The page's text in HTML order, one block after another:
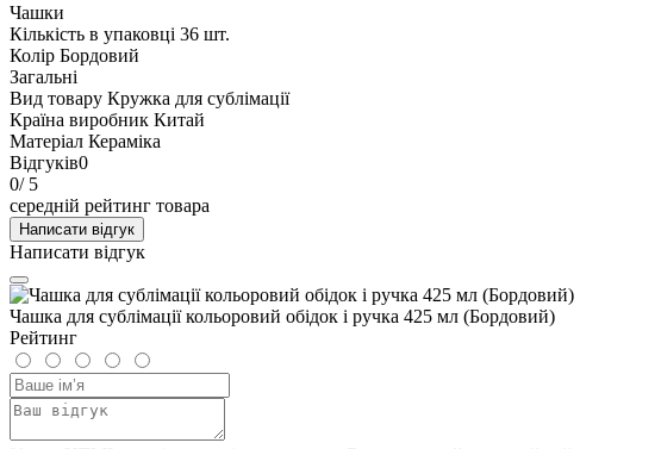
Чашки
Кількість в упаковці 36 шт.
Колір Бордовий
Загальні
Вид товару Кружка для сублімації
Країна виробник Китай
Матеріал Кераміка
Відгуків0
0/ 5
середній рейтинг товара
Написати відгук
Написати відгук
Чашка для сублімації кольоровий обідок і ручка 425 мл (Бордовий)
Рейтинг